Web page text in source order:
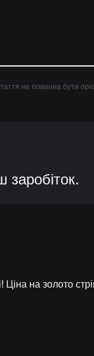
не повинна бути
Ціна на золото